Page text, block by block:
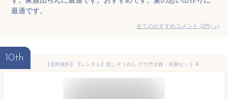
最適です。
全てのおすすめコメント (2件) >
10th
【送料無料】【レンタル】流しそうめん プラ竹水路・長脚セット A